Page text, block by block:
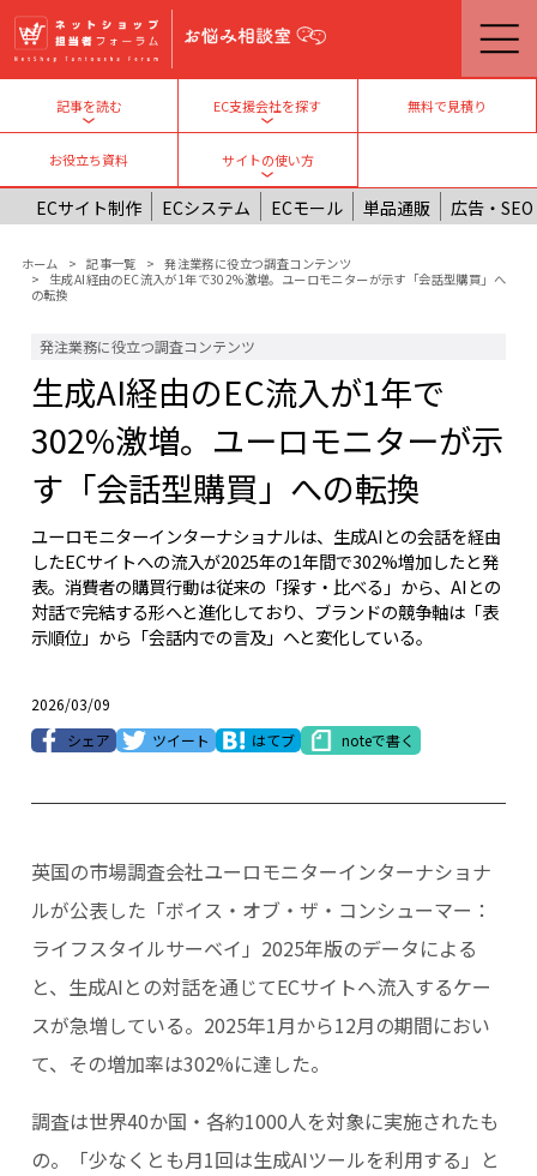
メインコンテンツに移動
記事を読む
Toggle submenu
EC支援会社を探す
Toggle submenu
無料で見積り
お役立ち資料
サイトの使い方
Toggle submenu
ECサイト制作 ECシステム ECモール 単品通販 広告・SEO
パンくず
ホーム 記事一覧
発注業務に役立つ調査コンテンツ
生成AI経由のEC流入が1年で302%激増。ユーロモニターが示す「会話型購買」へ
の転換
発注業務に役立つ調査コンテンツ
生成AI経由のEC流入が1年で
302%激増。ユーロモニターが示
す「会話型購買」への転換
ユーロモニターインターナショナルは、生成AIとの会話を経由
したECサイトへの流入が2025年の1年間で302%増加したと発
表。消費者の購買行動は従来の「探す・比べる」から、AIとの
対話で完結する形へと進化しており、ブランドの競争軸は「表
示順位」から「会話内での言及」へと変化している。
2026/03/09
シェア
ツイート はてブ noteで書く
英国の市場調査会社ユーロモニターインターナショナ
ルが公表した「ボイス・オブ・ザ・コンシューマー：
ライフスタイルサーベイ」2025年版のデータによる
と、生成AIとの対話を通じてECサイトへ流入するケー
スが急増している。2025年1月から12月の期間におい
て、その増加率は302%に達した。
調査は世界40か国・各約1000人を対象に実施されたも
の。「少なくとも月1回は生成AIツールを利用する」と